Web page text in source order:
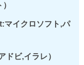
マイクロソフト,パ
ビ,イラレ）